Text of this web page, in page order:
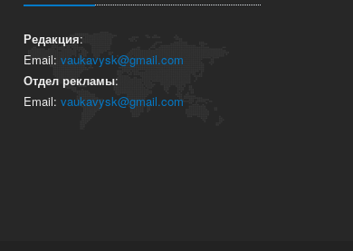
Редакция:
Email: vaukavysk@gmail.com
Отдел рекламы:
Email: vaukavysk@gmail.com